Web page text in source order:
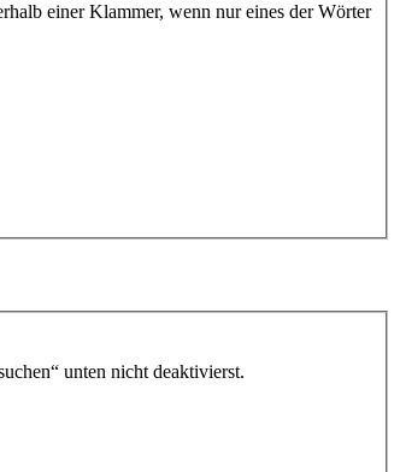
einer Klammer, wenn nur eines der Wörter
unten nicht deaktivierst.